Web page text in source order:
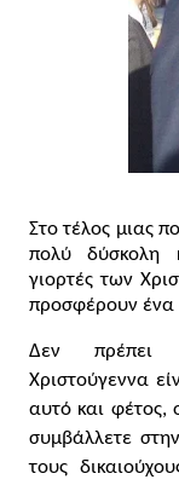
Στο τέλος μιας
πολύ δύσκολη
γιορτές των
προσφέρουν ένα
Δεν
Χριστούγεννα
αυτό και φέτος,
συμβάλλετε
τους